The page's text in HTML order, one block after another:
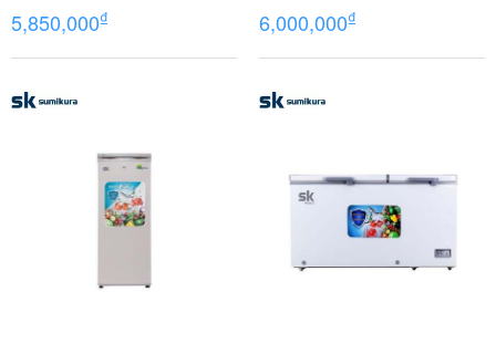
5,850,000₫ 6,000,000₫